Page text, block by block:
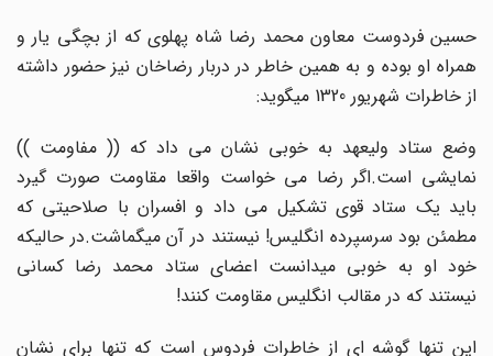
حسین فردوست معاون محمد رضا شاه پهلوی که از بچگی یار و
همراه او بوده و به همین خاطر در دربار رضاخان نیز حضور داشته
از خاطرات شهریور 1320 میگوید:
وضع ستاد ولیعهد به خوبی نشان می داد که (( مفاومت ))
نمایشی است.اگر رضا می خواست واقعا مقاومت صورت گیرد
باید یک ستاد قوی تشکیل می داد و افسران با صلاحیتی که
مطمئن بود سرسپرده انگلیس! نیستند در آن میگماشت.در حالیکه
خود او به خوبی میدانست اعضای ستاد محمد رضا کسانی
نیستند که در مقالب انگلیس مقاومت کنند!
این تنها گوشه ای از خاطرات فردوس است که تنها برای نشان